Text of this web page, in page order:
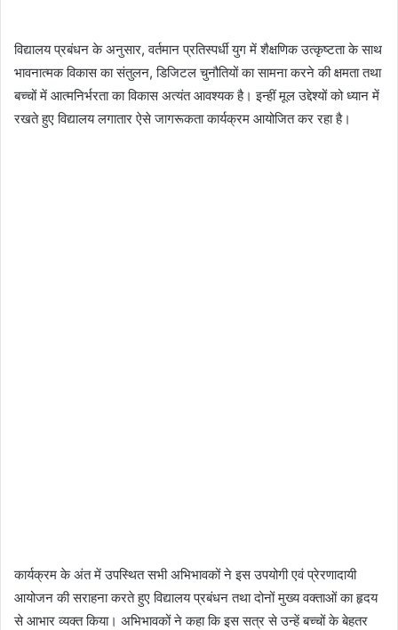
विद्यालय प्रबंधन के अनुसार, वर्तमान प्रतिस्पर्धी युग में शैक्षणिक उत्कृष्टता के साथ
भावनात्मक विकास का संतुलन, डिजिटल चुनौतियों का सामना करने की क्षमता तथा
बच्चों में आत्मनिर्भरता का विकास अत्यंत आवश्यक है। इन्हीं मूल उद्देश्यों को ध्यान में
रखते हुए विद्यालय लगातार ऐसे जागरूकता कार्यक्रम आयोजित कर रहा है।
कार्यक्रम के अंत में उपस्थित सभी अभिभावकों ने इस उपयोगी एवं प्रेरणादायी
आयोजन की सराहना करते हुए विद्यालय प्रबंधन तथा दोनों मुख्य वक्ताओं का हृदय
से आभार व्यक्त किया। अभिभावकों ने कहा कि इस सत्र से उन्हें बच्चों के बेहतर